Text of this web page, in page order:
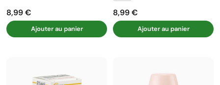
Prix
8,99 €
Ajouter au panier
Prix
8,99 €
Ajouter au panier